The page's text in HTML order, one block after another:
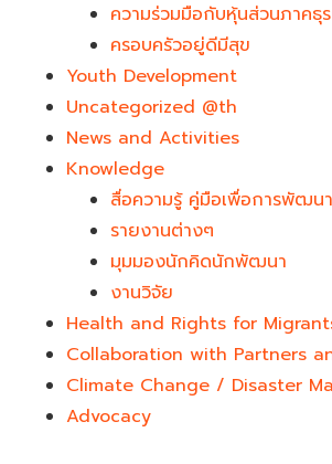
ความร่วมมือกับหุ้นส่วนภาคธุ
ครอบครัวอยู่ดีมีสุข
Youth Development​
Uncategorized @th
News and Activities
Knowledge
สื่อความรู้ คู่มือเพื่อการพัฒนา
รายงานต่างๆ
มุมมองนักคิดนักพัฒนา
งานวิจัย
Health and Rights for
Collaboration with Partners
Climate Change / Disaster
Advocacy